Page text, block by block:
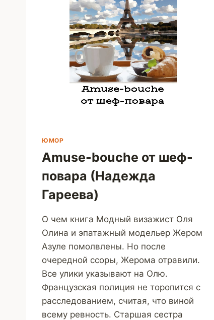
ЮМОР
Amuse-bouche от шеф-
повара (Надежда
Гареева)
О чем книга Модный визажист Оля
Олина и эпатажный модельер Жером
Азуле помолвлены. Но после
очередной ссоры, Жерома отравили.
Все улики указывают на Олю.
Французская полиция не торопится с
расследованием, считая, что виной
всему ревность. Старшая сестра